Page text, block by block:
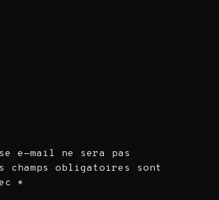
e-mail ne sera pas
champs obligatoires sont
*